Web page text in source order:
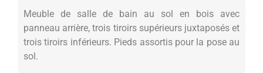
Meuble de salle de bain au sol en bois avec
panneau arrière, trois tiroirs supérieurs juxtaposés et
trois tiroirs inférieurs. Pieds assortis pour la pose au
sol.